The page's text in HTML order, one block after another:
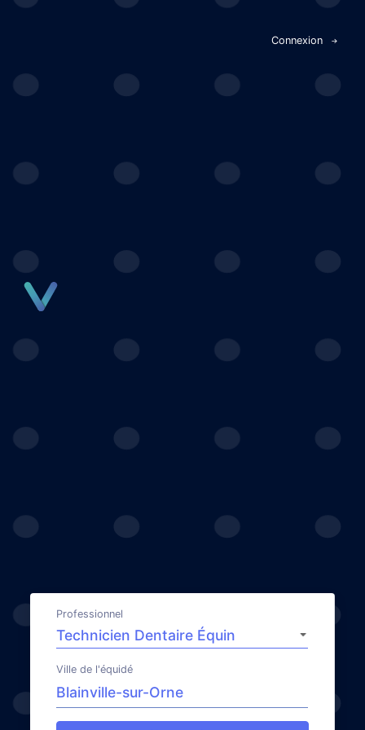
Connexion
Professionnel
Ville de l'équidé